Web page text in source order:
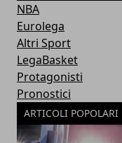
NBA
Eurolega
Altri Sport
LegaBasket
Protagonisti
Pronostici
ARTICOLI POPOLARI